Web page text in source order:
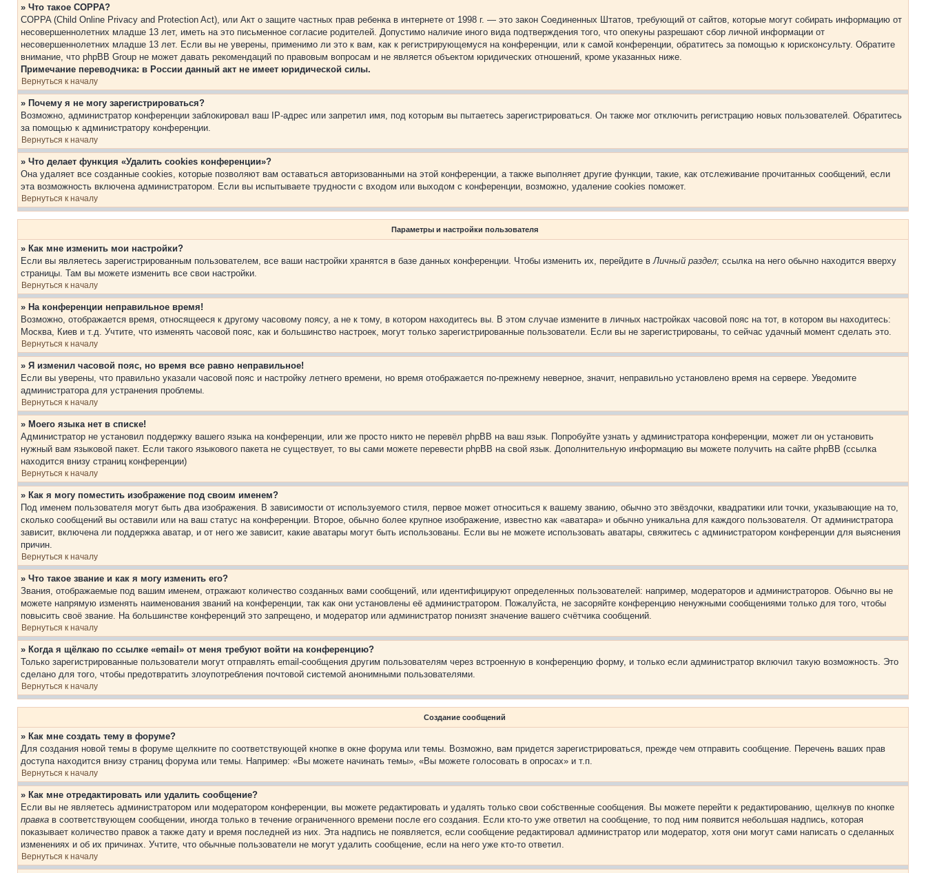
» Что такое COPPA?
COPPA (Child Online Privacy and Protection Act), или Акт о защите частных прав ребенка в интернете от 1998 г. — это закон Соединенных Штатов, требующий от сайтов, которые могут собирать информацию от
несовершеннолетних младше 13 лет, иметь на это письменное согласие родителей. Допустимо наличие иного вида подтверждения того, что опекуны разрешают сбор личной информации от
несовершеннолетних младше 13 лет. Если вы не уверены, применимо ли это к вам, как к регистрирующемуся на конференции, или к самой конференции, обратитесь за помощью к юрисконсульту. Обратите
внимание, что phpBB Group не может давать рекомендаций по правовым вопросам и не является объектом юридических отношений, кроме указанных ниже.
Примечание переводчика: в России данный акт не имеет юридической силы.
Вернуться к началу
» Почему я не могу зарегистрироваться?
Возможно, администратор конференции заблокировал ваш IP-адрес или запретил имя, под которым вы пытаетесь зарегистрироваться. Он также мог отключить регистрацию новых пользователей. Обратитесь
за помощью к администратору конференции.
Вернуться к началу
» Что делает функция «Удалить cookies конференции»?
Она удаляет все созданные cookies, которые позволяют вам оставаться авторизованными на этой конференции, а также выполняет другие функции, такие, как отслеживание прочитанных сообщений, если
эта возможность включена администратором. Если вы испытываете трудности с входом или выходом с конференции, возможно, удаление cookies поможет.
Вернуться к началу
Параметры и настройки пользователя
» Как мне изменить мои настройки?
Если вы являетесь зарегистрированным пользователем, все ваши настройки хранятся в базе данных конференции. Чтобы изменить их, перейдите вЛичный раздел; ссылка на него обычно находится вверху
страницы. Там вы можете изменить все свои настройки.
Вернуться к началу
» На конференции неправильное время!
Возможно, отображается время, относящееся к другому часовому поясу, а не к тому, в котором находитесь вы. В этом случае измените в личных настройках часовой пояс на тот, в котором вы находитесь:
Москва, Киев и т.д. Учтите, что изменять часовой пояс, как и большинство настроек, могут только зарегистрированные пользователи. Если вы не зарегистрированы, то сейчас удачный момент сделать это.
Вернуться к началу
» Я изменил часовой пояс, но время все равно неправильное!
Если вы уверены, что правильно указали часовой пояс и настройку летнего времени, но время отображается по-прежнему неверное, значит, неправильно установлено время на сервере. Уведомите
администратора для устранения проблемы.
Вернуться к началу
» Моего языка нет в списке!
Администратор не установил поддержку вашего языка на конференции, или же просто никто не перевёл phpBB на ваш язык. Попробуйте узнать у администратора конференции, может ли он установить
нужный вам языковой пакет. Если такого языкового пакета не существует, то вы сами можете перевести phpBB на свой язык. Дополнительную информацию вы можете получить на сайте phpBB (ссылка
находится внизу страниц конференции)
Вернуться к началу
» Как я могу поместить изображение под своим именем?
Под именем пользователя могут быть два изображения. В зависимости от используемого стиля, первое может относиться к вашему званию, обычно это звёздочки, квадратики или точки, указывающие на то,
сколько сообщений вы оставили или на ваш статус на конференции. Второе, обычно более крупное изображение, известно как «аватара» и обычно уникальна для каждого пользователя. От администратора
зависит, включена ли поддержка аватар, и от него же зависит, какие аватары могут быть использованы. Если вы не можете использовать аватары, свяжитесь с администратором конференции для выяснения
причин.
Вернуться к началу
» Что такое звание и как я могу изменить его?
Звания, отображаемые под вашим именем, отражают количество созданных вами сообщений, или идентифицируют определенных пользователей: например, модераторов и администраторов. Обычно вы не
можете напрямую изменять наименования званий на конференции, так как они установлены её администратором. Пожалуйста, не засоряйте конференцию ненужными сообщениями только для того, чтобы
повысить своё звание. На большинстве конференций это запрещено, и модератор или администратор понизят значение вашего счётчика сообщений.
Вернуться к началу
» Когда я щёлкаю по ссылке «email» от меня требуют войти на конференцию?
Только зарегистрированные пользователи могут отправлять email-сообщения другим пользователям через встроенную в конференцию форму, и только если администратор включил такую возможность. Это
сделано для того, чтобы предотвратить злоупотребления почтовой системой анонимными пользователями.
Вернуться к началу
Создание сообщений
» Как мне создать тему в форуме?
Для создания новой темы в форуме щелкните по соответствующей кнопке в окне форума или темы. Возможно, вам придется зарегистрироваться, прежде чем отправить сообщение. Перечень ваших прав
доступа находится внизу страниц форума или темы. Например: «Вы можете начинать темы», «Вы можете голосовать в опросах» и т.п.
Вернуться к началу
» Как мне отредактировать или удалить сообщение?
Если вы не являетесь администратором или модератором конференции, вы можете редактировать и удалять только свои собственные сообщения. Вы можете перейти к редактированию, щелкнув по кнопке
правка в соответствующем сообщении, иногда только в течение ограниченного времени после его создания. Если кто-то уже ответил на сообщение, то под ним появится небольшая надпись, которая
показывает количество правок а также дату и время последней из них. Эта надпись не появляется, если сообщение редактировал администратор или модератор, хотя они могут сами написать о сделанных
изменениях и об их причинах. Учтите, что обычные пользователи не могут удалить сообщение, если на него уже кто-то ответил.
Вернуться к началу